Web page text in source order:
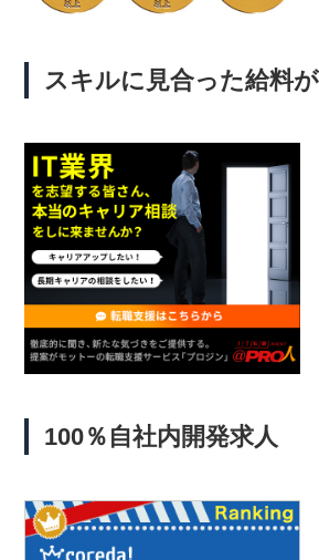
スキルに見合った給料
100％自社内開発求人